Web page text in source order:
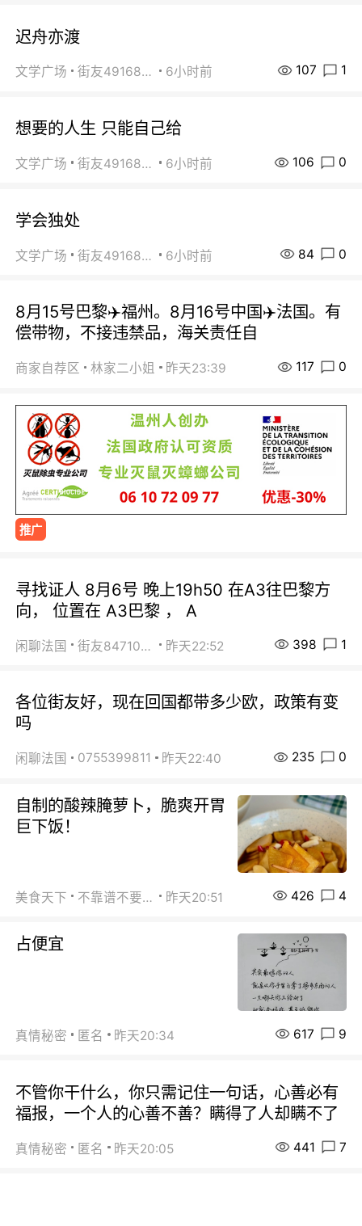
迟舟亦渡
文学广场 街友49168527 6小时前 107 1
想要的人生 只能自己给
文学广场 街友49168527 6小时前 106 0
学会独处
文学广场 街友49168527 6小时前 84 0
8月15号巴黎✈️福州。8月16号中国✈️法国。有
偿带物，不接违禁品，海关责任自
商家自荐区 林家二小姐 昨天23:39 117 0
推广
寻找证人 8月6号 晚上19h50 在A3往巴黎方
向， 位置在 A3巴黎 ， A
闲聊法国 街友84710671 昨天22:52 398 1
各位街友好，现在回国都带多少欧，政策有变
吗
闲聊法国 0755399811 昨天22:40 235 0
自制的酸辣腌萝卜，脆爽开胃
巨下饭！
美食天下 不靠谱不要联系 昨天20:51 426 4
占便宜
真情秘密 匿名 昨天20:34 617 9
不管你干什么，你只需记住一句话，心善必有
福报，一个人的心善不善？瞒得了人却瞒不了
真情秘密 匿名 昨天20:05 441 7